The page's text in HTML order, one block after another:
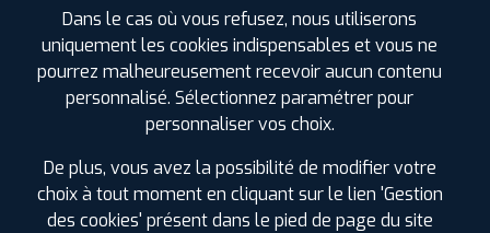
72.90
PNEU
FALKEN
CODE EAN : 4250427425887
Été
Dans le cas où vous refusez, nous utiliserons
uniquement les cookies indispensables et vous ne
pourrez malheureusement recevoir aucun contenu
personnalisé. Sélectionnez paramétrer pour
personnaliser vos choix.
De plus, vous avez la possibilité de modifier votre
choix à tout moment en cliquant sur le lien 'Gestion
des cookies' présent dans le pied de page du site